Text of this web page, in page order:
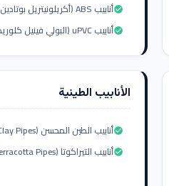
أنابيب ABS (أكريلونيتريل بوتادين ستايرين)check_circle
أنابيب uPVC (البولي فينيل كلوريد غير الملدن)check_circle
الأنابيب الطينية
أنابيب الطين المحسن (Vitrified Clay Pipes)check_circle
أنابيب التيراكوتا (Terracotta Pipes)check_circle